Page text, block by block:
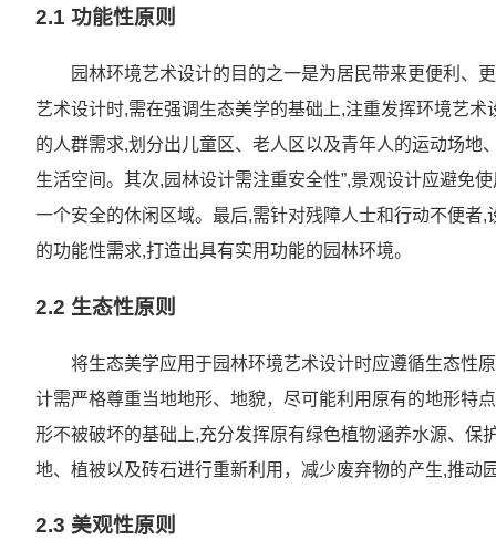
2.1 功能性原则
园林环境艺术设计的目的之一是为居民带来更便利、
艺术设计时,需在强调生态美学的基础上,注重发挥环境艺
的人群需求,划分出儿童区、老人区以及青年人的运动场
生活空间。其次,园林设计需注重安全性”,景观设计应避免
一个安全的休闲区域。最后,需针对残障人士和行动不便
的功能性需求,打造出具有实用功能的园林环境。
2.2 生态性原则
将生态美学应用于园林环境艺术设计时应遵循生态性
计需严格尊重当地地形、地貌，尽可能利用原有的地形特
形不被破坏的基础上,充分发挥原有绿色植物涵养水源、
地、植被以及砖石进行重新利用，减少废弃物的产生,推动
2.3 美观性原则